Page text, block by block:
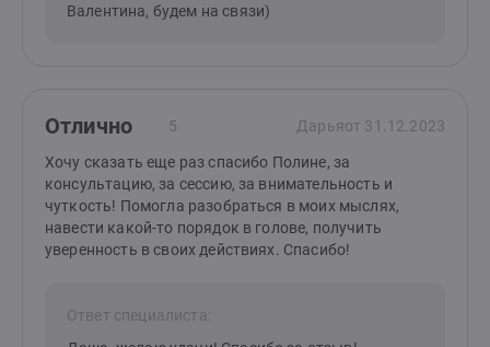
Валентина, будем на связи)
Отлично 5 Дарьяот 31.12.2023
Хочу сказать еще раз спасибо Полине, за
консультацию, за сессию, за внимательность и
чуткость! Помогла разобраться в моих мыслях,
навести какой-то порядок в голове, получить
уверенность в своих действиях. Спасибо!
Ответ специалиста: